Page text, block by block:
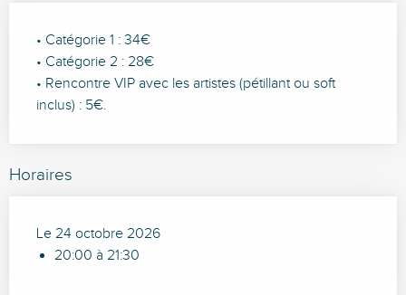
• Catégorie 1 : 34€
• Catégorie 2 : 28€
• Rencontre VIP avec les artistes (pétillant ou soft
inclus) : 5€.
Horaires
Le 24 octobre 2026
20:00 à 21:30